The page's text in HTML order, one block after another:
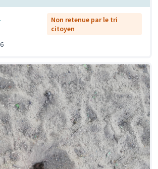
Non retenue par le tri
citoyen
6